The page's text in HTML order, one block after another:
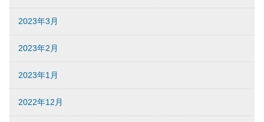
2023年3月
2023年2月
2023年1月
2022年12月